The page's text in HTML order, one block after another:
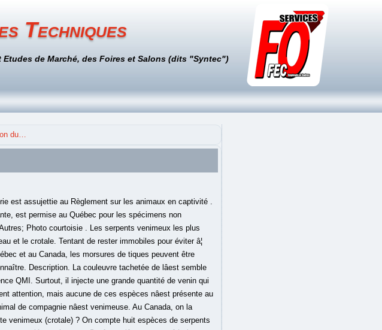
Techniques
de Marché, des Foires et Salons (dits "Syntec")
du…
est assujettie au Règlement sur les animaux en captivité .
est permise au Québec pour les spécimens non
Photo courtoisie . Les serpents venimeux les plus
et le crotale. Tentant de rester immobiles pour éviter â¦
et au Canada, les morsures de tiques peuvent être
Description. La couleuvre tachetée de lâest semble
QMI. Surtout, il injecte une grande quantité de venin qui
attention, mais aucune de ces espèces nâest présente au
de compagnie nâest venimeuse. Au Canada, on la
venimeux (crotale) ? On compte huit espèces de serpents